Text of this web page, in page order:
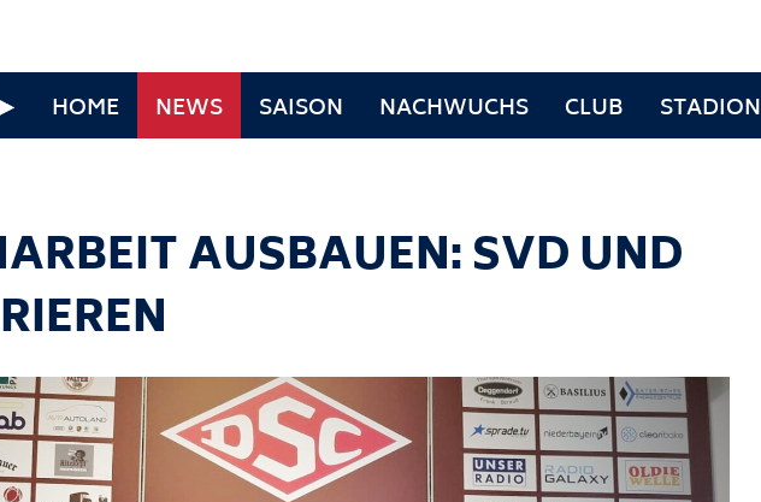
HOME NEWS SAISON NACHWUCHS CLUB STADION
AUSBAUEN: SVD UND